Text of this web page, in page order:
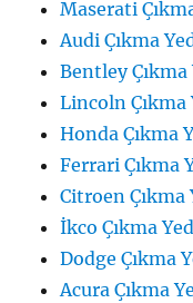
Maserati
Audi Çıkma
Bentley
Lincoln Çıkma
Honda Çıkma
Ferrari Çıkma
Citroen Çıkma
İkco Çıkma
Dodge Çıkma
Acura Çıkma